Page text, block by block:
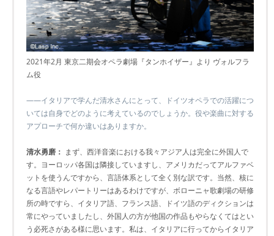
2021年2月 東京二期会オペラ劇場『タンホイザー』より ヴォルフラ
ム役
――イタリアで学んだ清水さんにとって、ドイツオペラでの活躍につ
いては自身でどのように考えているのでしょうか。役や楽曲に対する
アプローチで何か違いはありますか。
清水勇磨： まず、西洋音楽における我々アジア人は完全に外国人で
す。ヨーロッパ各国は隣接していますし、アメリカだってアルファベ
ットを使うんですから、言語体系として全く別な訳です。当然、核に
なる言語やレパートリーはあるわけですが、ボローニャ歌劇場の研修
所の時ですら、イタリア語、フランス語、ドイツ語のディクションは
常にやっていましたし、外国人の方が他国の作品もやらなくてはとい
う必死さがある様に思います。私は、イタリアに行ってからイタリア